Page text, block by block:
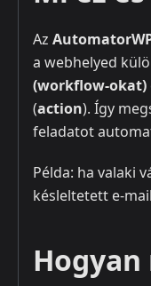
Az
a webhelyed
(workﬂow‑okat)
(action). Így
feladatot
Példa: ha valaki
késleltetett